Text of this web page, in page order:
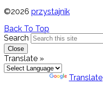
©2026 przystajnik
Back To Top
Search
Close
Translate »
Translate